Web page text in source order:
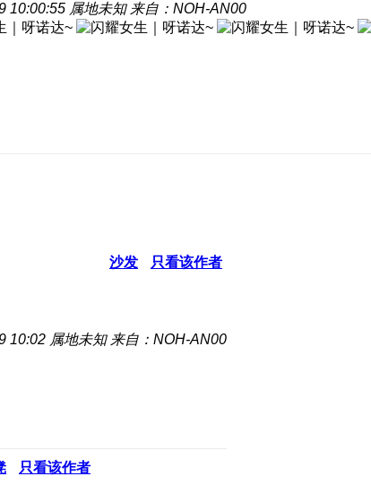
10:00:55 属地未知 来自：NOH-AN00
沙发 只看该作者
10:02 属地未知 来自：NOH-AN00
只看该作者